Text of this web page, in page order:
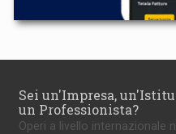
Sei un'Impresa,
un Professionista?
Operi a livello internazionale